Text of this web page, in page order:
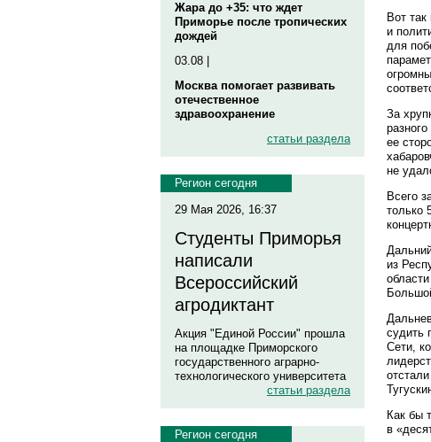
Жара до +35: что ждет
Приморье после тропических
дождей
03.08 |
Москва помогает развивать
отечественное
здравоохранение
статьи раздела
Регион сегодня
29 Мая 2026, 16:37
Студенты Приморья
написали
Всероссийский
агродиктант
Акция "Единой России" прошла
на площадке Приморского
государственного аграрно-
технологического университета
статьи раздела
Регион сегодня
Вот
и
для
За
ее
не
Всего
только
из
судить
Сети,
Как бы
в